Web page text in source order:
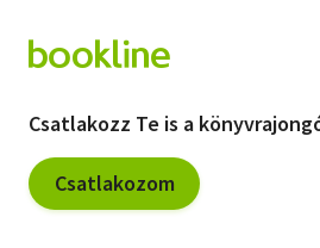
Csatlakozz Te is a
Csatlakozom